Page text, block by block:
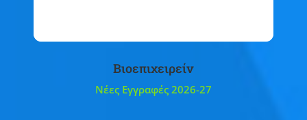
Βιοεπιχειρείν
Νέες Εγγραφές 2026-27